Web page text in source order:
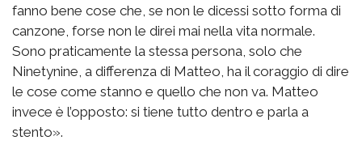
fanno bene cose che, se non le dicessi sotto forma di
canzone, forse non le direi mai nella vita normale.
Sono praticamente la stessa persona, solo che
Ninetynine, a differenza di Matteo, ha il coraggio di dire
le cose come stanno e quello che non va. Matteo
invece è l’opposto: si tiene tutto dentro e parla a
stento».